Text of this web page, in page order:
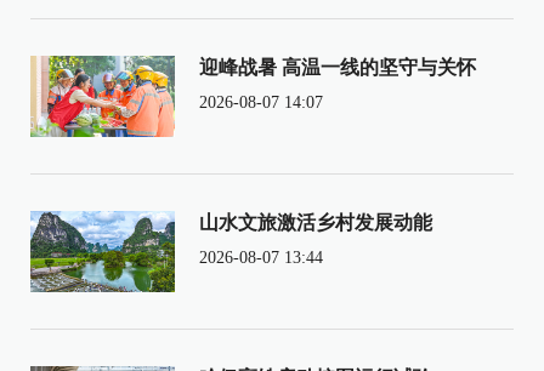
迎峰战暑 高温一线的坚守与关怀
2026-08-07 14:07
山水文旅激活乡村发展动能
2026-08-07 13:44